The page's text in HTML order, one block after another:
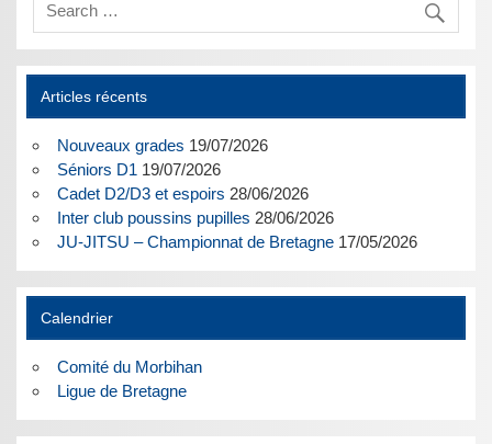
Articles récents
Nouveaux grades 19/07/2026
Séniors D1 19/07/2026
Cadet D2/D3 et espoirs 28/06/2026
Inter club poussins pupilles 28/06/2026
JU-JITSU – Championnat de Bretagne 17/05/2026
Calendrier
Comité du Morbihan
Ligue de Bretagne